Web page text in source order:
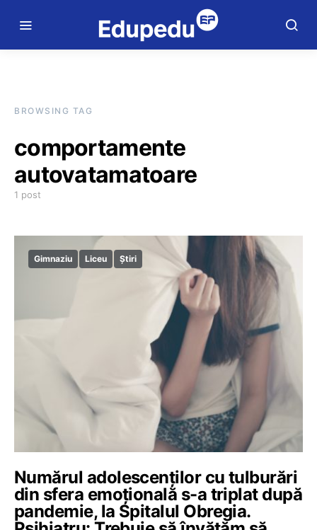
BROWSING TAG
comportamente
autovatamatoare
1 post
Gimnaziu Liceu Știri
Numărul adolescenţilor cu tulburări
din sfera emoţională s-a triplat după
pandemie, la Spitalul Obregia.